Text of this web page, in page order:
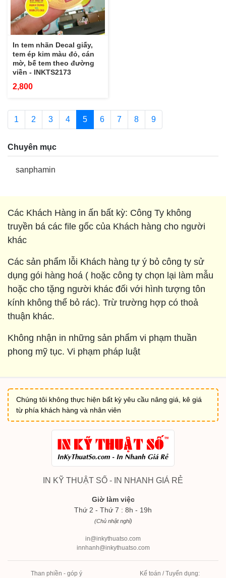
In tem nhãn Decal giấy,
tem ép kim màu đỏ, cán
mờ, bế tem theo đường
viền - INKTS2173
2,800
1 2 3 4 5 6 7 8 9
Chuyên mục
sanphamin
Các Khách Hàng in ấn bất kỳ: Công Ty không
truyền bá các file gốc của Khách hàng cho người
khác
Các sản phẩm lỗi Khách hàng tự ý bỏ công ty sử
dụng gói hàng hoá ( hoặc công ty chọn lại làm mẫu
hoặc cho tặng người khác đối với hình tượng tôn
kính không thể bỏ rác). Trừ trường hợp có thoả
thuận khác.
Không nhận in những sản phẩm vi phạm thuần
phong mỹ tục. Vi phạm pháp luật
Chúng tôi không thực hiện bất kỳ yêu cầu nâng giá, kê giá
từ phía khách hàng và nhân viên
IN KỸ THUẬT SỐ - IN NHANH GIÁ RẺ
Giờ làm việc
Thứ 2 - Thứ 7 : 8h - 19h
(Chủ nhật nghỉ)
in@inkythuatso.com
innhanh@inkythuatso.com
Than phiền - góp ý
Kế toán / Tuyển dụng: